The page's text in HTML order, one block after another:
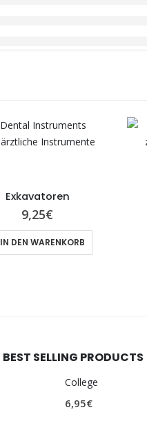
Exkavatoren
9,25€
IN DEN WARENKORB
BEST SELLING PRODUCTS
College
6,95€